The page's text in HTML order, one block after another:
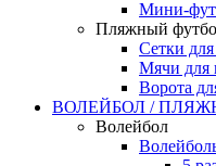
Мини-
Пляжный
Сетки
Мячи для
Ворота
ВОЛЕЙБОЛ /
Волейбол